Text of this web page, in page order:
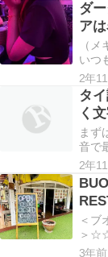
にて
ード
イド
ゴ
ント
の通
ダ
ア
気？
（
いつ
はん
の提
がで
とし
カモ
乗っ
かび
2年
タ
く
つ
まず
音で
をし
味が
ナム
Ⅰ＞
よっ
らは
行し
2年
＜ブ
＞
てい
3年前